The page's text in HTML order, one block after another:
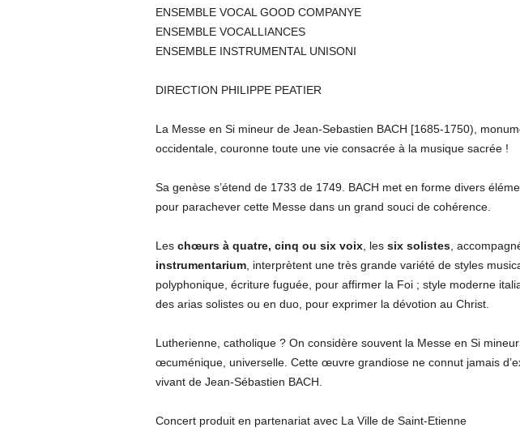
ENSEMBLE VOCAL GOOD COMPANYE
ENSEMBLE VOCALLIANCES
ENSEMBLE INSTRUMENTAL UNISONI
DIRECTION PHILIPPE PEATIER
La Messe en Si mineur de Jean-Sebastien BACH [1685-1750),
occidentale, couronne toute une vie consacrée à la musique sacrée !
Sa genèse s’étend de 1733 de 1749. BACH met en forme divers
pour parachever cette Messe dans un grand souci de cohérence.
Les chœurs à quatre, cinq ou six voix , les six solistes ,
instrumentarium , interprètent une très grande variété de styles
polyphonique, écriture fuguée, pour affirmer la Foi ; style moderne
des arias solistes ou en duo, pour exprimer la dévotion au Christ.
Lutherienne, catholique ? On considère souvent la Messe en Si
œcuménique, universelle. Cette œuvre grandiose ne connut jamais
vivant de Jean-Sébastien BACH.
Concert produit en partenariat avec La Ville de Saint-Etienne